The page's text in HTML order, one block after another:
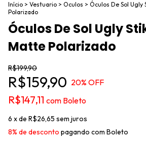
Início > Vestuario > Oculos > Óculos De Sol Ugly
Polarizado
Óculos De Sol Ugly
Matte Polarizado
R$199,90
R$159,90 20% OFF
R$147,11 com Boleto
6 x de R$26,65 sem juros
8% de desconto pagando com Boleto